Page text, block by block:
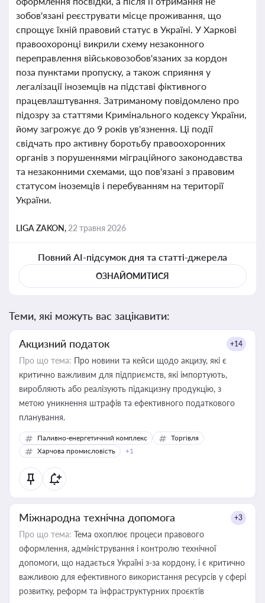
зобов'язані реєструвати місце проживання, що
спрощує їхній правовий статус в Україні. У Харкові
правоохоронці викрили схему незаконного
переправлення військовозобов'язаних за кордон
поза пунктами пропуску, а також сприяння у
легалізації іноземців на підставі фіктивного
працевлаштування. Затриманому повідомлено про
підозру за статтями Кримінального кодексу України,
йому загрожує до 9 років ув'язнення. Ці події
свідчать про активну боротьбу правоохоронних
органів з порушеннями міграційного законодавства
та незаконними схемами, що пов'язані з правовим
статусом іноземців і перебуванням на території
України.
LIGA ZAKON, 22 травня 2026
Повний AI-підсумок дня та статті-джерела
ОЗНАЙОМИТИСЯ
Теми, які можуть вас зацікавити:
Акцизний податок +14
Про що тема: Про новини та кейси щодо акцизу, які є
критично важливим для підприємств, які імпортують,
виробляють або реалізують підакцизну продукцію, з
метою уникнення штрафів та ефективного податкового
планування.
Паливно-енергетичний комплекс
Торгівля
Харчова промисловість
+1
Міжнародна технічна допомога +3
Про що тема: Тема охоплює процеси правового
оформлення, адміністрування і контролю технічної
допомоги, що надається Україні з-за кордону, і є критично
важливою для ефективного використання ресурсів у сфері
розвитку, реформ та інфраструктурних проєктів